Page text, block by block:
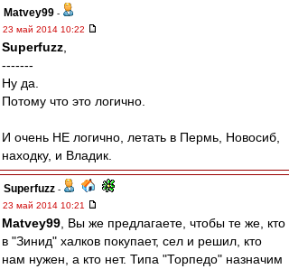
Matvey99 -
23 май 2014 10:22
Superfuzz
-------
Ну да.
Потому что это логично.
И очень НЕ логично, летать в Пермь, Новосиб,
находку, и Владик.
Superfuzz -
23 май 2014 10:21
Matvey99 , Вы же предлагаете, чтобы те же, кто
в "Зинид" халков покупает, сел и решил, кто
нам нужен, а кто нет. Типа "Торпедо" назначим